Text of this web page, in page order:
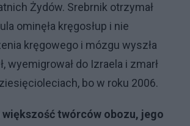
Żydów. Srebrnik otrzymał
ominęła kręgosłup i nie
kręgowego i mózgu wyszła
wyemigrował do Izraela i zmarł
bo w roku 2006.
twórców obozu, jego